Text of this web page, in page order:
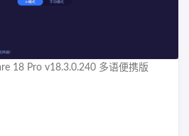
18 Pro v18.3.0.240 多语便携版